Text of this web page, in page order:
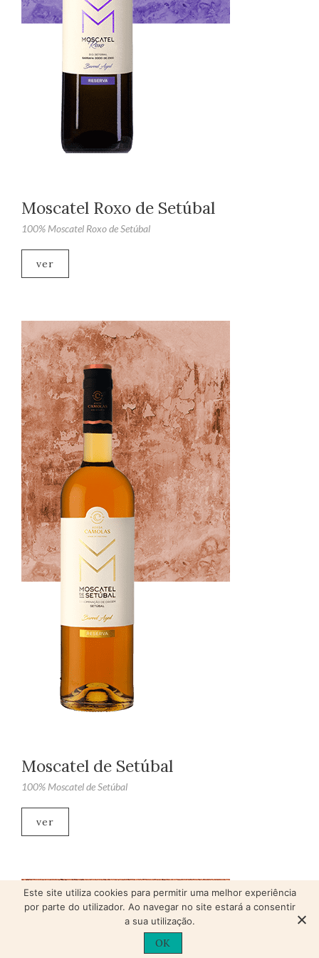
Moscatel Roxo de Setúbal
100% Moscatel Roxo de Setúbal
ver
Moscatel de Setúbal
100% Moscatel de Setúbal
ver
Este site utiliza cookies para permitir uma melhor experiência
por parte do utilizador. Ao navegar no site estará a consentir
a sua utilização.
OK